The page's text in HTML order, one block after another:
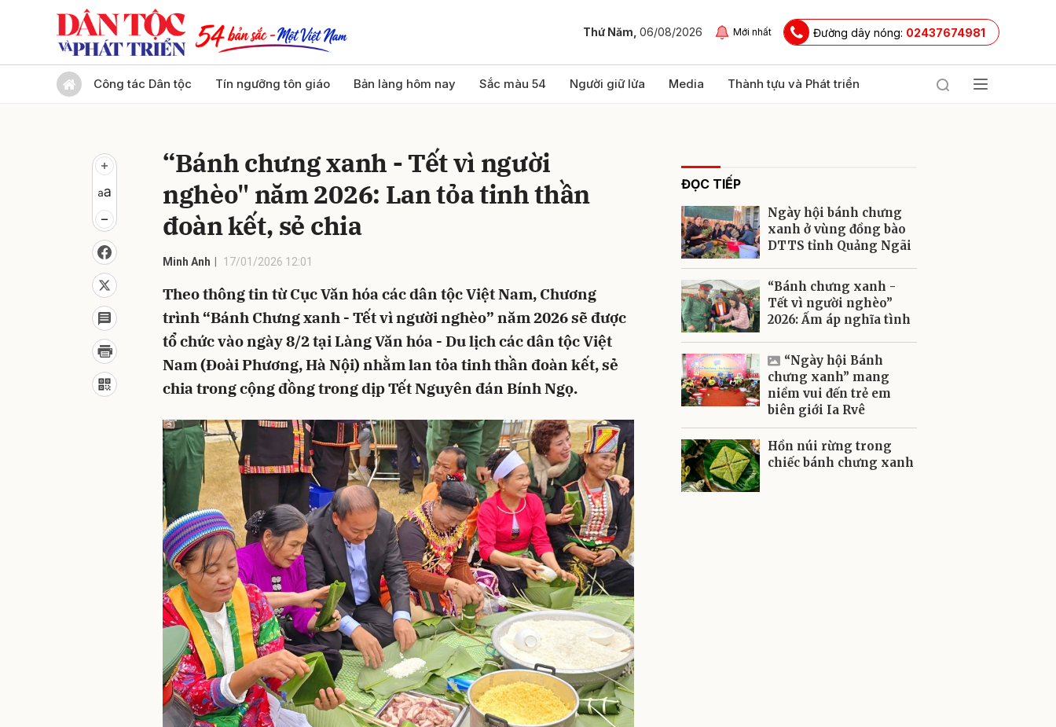
Thứ Năm, 06/08/2026 Mới nhất Đường dây nóng: 02437674981
Công tác Dân tộc Tín ngưỡng tôn giáo Bản làng hôm nay Sắc màu 54 Người giữ lửa Media Thành tựu và Phát triển
“Bánh chưng xanh - Tết vì người
nghèo" năm 2026: Lan tỏa tinh thần
đoàn kết, sẻ chia
Minh Anh 17/01/2026 12:01
Theo thông tin từ Cục Văn hóa các dân tộc Việt Nam, Chương
trình “Bánh Chưng xanh - Tết vì người nghèo” năm 2026 sẽ được
tổ chức vào ngày 8/2 tại Làng Văn hóa - Du lịch các dân tộc Việt
Nam (Đoài Phương, Hà Nội) nhằm lan tỏa tinh thần đoàn kết, sẻ
chia trong cộng đồng trong dịp Tết Nguyên đán Bính Ngọ.
ĐỌC TIẾP
Ngày hội bánh chưng
xanh ở vùng đồng bào
DTTS tỉnh Quảng Ngãi
“Bánh chưng xanh -
Tết vì người nghèo”
2026: Ấm áp nghĩa tình
“Ngày hội Bánh
chưng xanh” mang
niềm vui đến trẻ em
biên giới Ia Rvê
Hồn núi rừng trong
chiếc bánh chưng xanh
Gửi bình luận
Gửi